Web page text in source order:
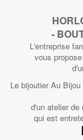
-
L'entreprise
vous
Le bijoutier Au
d'un atelier de
qui est